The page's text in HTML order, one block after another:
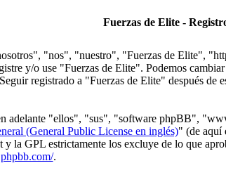
Fuerzas de Elite -
"nos", "nuestro", "Fuerzas de Elite",
y/o use "Fuerzas de Elite". Podemos
registrado a "Fuerzas de Elite" después de
adelante "ellos", "sus", "software phpBB",
(General Public License en inglés)" (de aquí
la GPL estrictamente los excluye de lo que
.